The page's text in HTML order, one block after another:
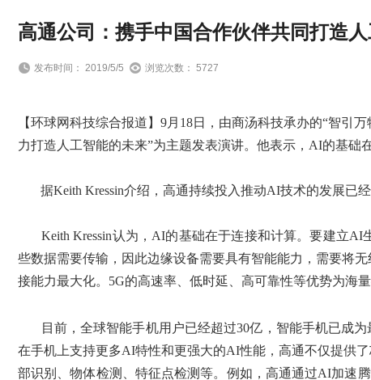
高通公司：携手中国合作伙伴共同打造
发布时间： 2019/5/5 浏览次数： 5727
【环球网科技综合报道】9月18日，由商汤科技承办的“智引
力打造人工智能的未来”为主题发表演讲。他表示，AI的基础
据Keith Kressin介绍，高通持续投入推动AI技术的发展已经
Keith Kressin认为，AI的基础在于连接和计算。要建立
些数据需要传输，因此边缘设备需要具有智能能力，需要将
接能力最大化。5G的高速率、低时延、高可靠性等优势为海
目前，全球智能手机用户已经超过30亿，智能手机已成为
在手机上支持更多AI特性和更强大的AI性能，高通不仅提供
部识别、物体检测、特征点检测等。例如，高通通过AI加速